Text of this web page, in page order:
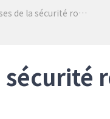
la sécurité routière et de la RSE 2025
sécurité